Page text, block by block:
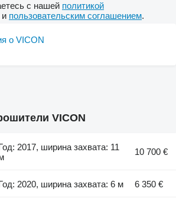
с нашей политикой
и пользовательским соглашением.
о VICON
VICON
2017, ширина захвата: 11
10 700 €
2020, ширина захвата: 6 м 6 350 €